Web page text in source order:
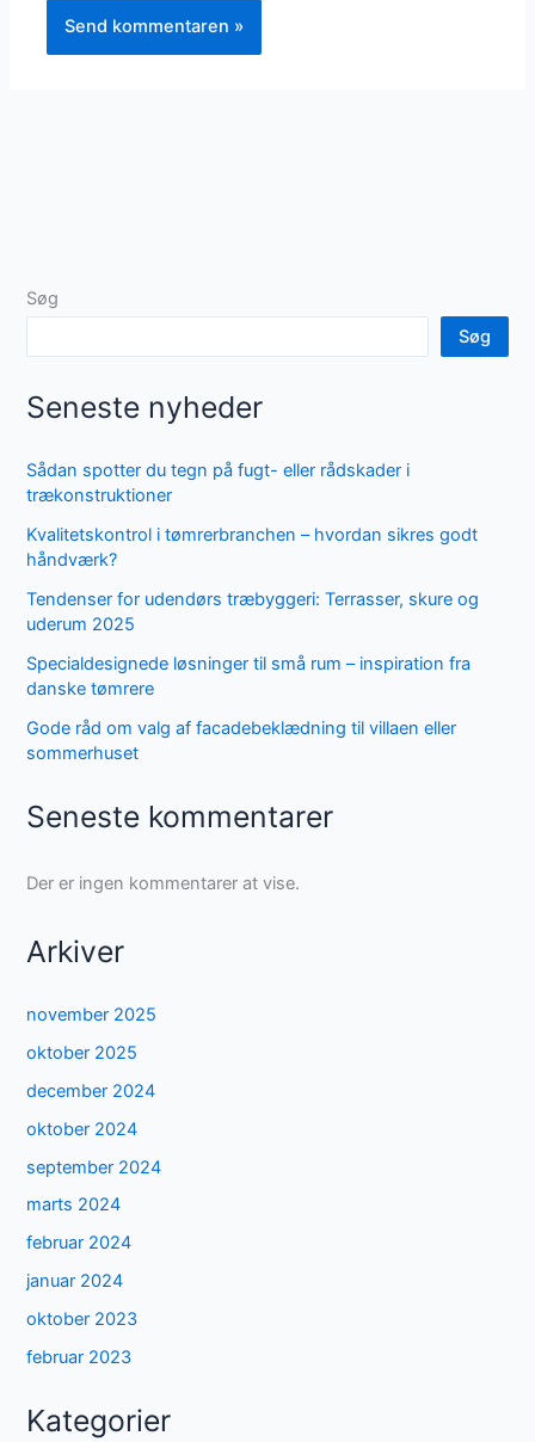
Søg
Søg
Seneste nyheder
Sådan spotter du tegn på fugt- eller rådskader i
trækonstruktioner
Kvalitetskontrol i tømrerbranchen – hvordan sikres godt
håndværk?
Tendenser for udendørs træbyggeri: Terrasser, skure og
uderum 2025
Specialdesignede løsninger til små rum – inspiration fra
danske tømrere
Gode råd om valg af facadebeklædning til villaen eller
sommerhuset
Seneste kommentarer
Der er ingen kommentarer at vise.
Arkiver
november 2025
oktober 2025
december 2024
oktober 2024
september 2024
marts 2024
februar 2024
januar 2024
oktober 2023
februar 2023
Kategorier